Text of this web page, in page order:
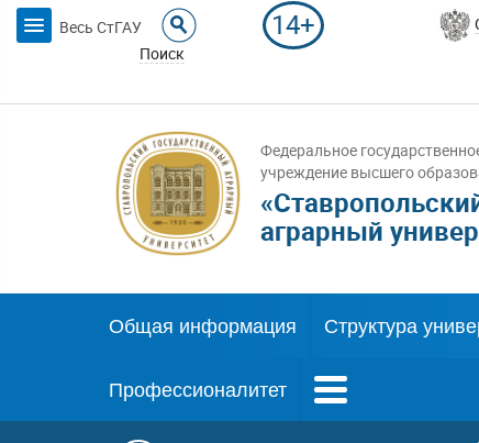
Весь СтГАУ
Поиск
14+
Федеральное
учреждение высшего
аграрный
Общая информация Структура
Профессионалитет